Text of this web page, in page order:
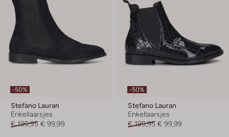
-50%
Stefano Lauran
Enkellaarsjes
€ 199,95 € 99,99
-50%
Stefano Lauran
Enkellaarsjes
€ 199,95 € 99,99